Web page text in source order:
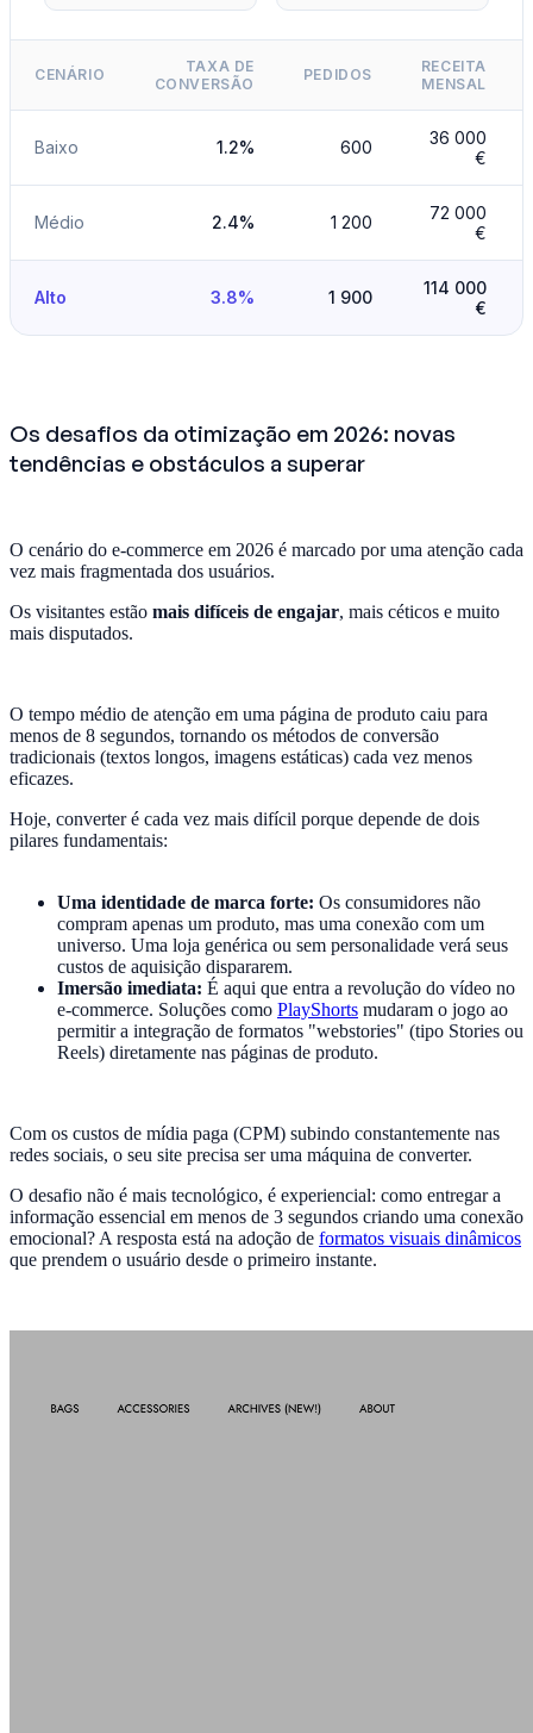
CENÁRIO
TAXA DE
CONVERSÃO
PEDIDOS
RECEITA
MENSAL
Baixo 1.2% 600
36 000
€
Médio 2.4% 1 200
72 000
€
Alto 3.8% 1 900
114 000
€
Os desafios da otimização em 2026: novas
tendências e obstáculos a superar
O cenário do e-commerce em 2026 é marcado por uma atenção cada
vez mais fragmentada dos usuários.
Os visitantes estão mais difíceis de engajar, mais céticos e muito
mais disputados.
O tempo médio de atenção em uma página de produto caiu para
menos de 8 segundos, tornando os métodos de conversão
tradicionais (textos longos, imagens estáticas) cada vez menos
eficazes.
Hoje, converter é cada vez mais difícil porque depende de dois
pilares fundamentais:
Uma identidade de marca forte: Os consumidores não
compram apenas um produto, mas uma conexão com um
universo. Uma loja genérica ou sem personalidade verá seus
custos de aquisição dispararem.
Imersão imediata: É aqui que entra a revolução do vídeo no
e-commerce. Soluções como PlayShorts mudaram o jogo ao
permitir a integração de formatos "webstories" (tipo Stories ou
Reels) diretamente nas páginas de produto.
Com os custos de mídia paga (CPM) subindo constantemente nas
redes sociais, o seu site precisa ser uma máquina de converter.
O desafio não é mais tecnológico, é experiencial: como entregar a
informação essencial em menos de 3 segundos criando uma conexão
emocional? A resposta está na adoção de formatos visuais dinâmicos
que prendem o usuário desde o primeiro instante.